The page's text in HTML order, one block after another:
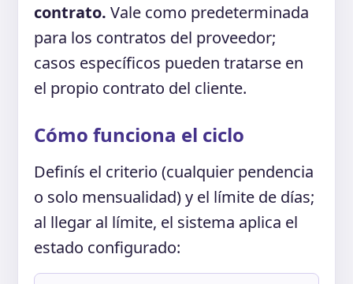
contrato. Vale como predeterminada
para los contratos del proveedor;
casos específicos pueden tratarse en
el propio contrato del cliente.
Cómo funciona el ciclo
Definís el criterio (cualquier pendencia
o solo mensualidad) y el límite de días;
al llegar al límite, el sistema aplica el
estado configurado: